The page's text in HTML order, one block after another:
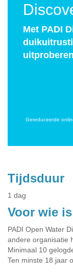
Met PADI
Gereduceerde
Tijdsduur
1 dag
Voor wie
PADI Open Water
andere organisatie
Minimaal 10
Ten minste 18 jaar